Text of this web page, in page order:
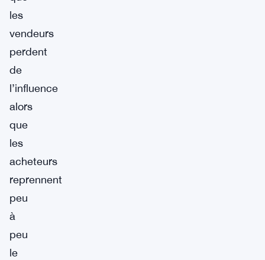
les
vendeurs
perdent
de
l’influence
alors
que
les
acheteurs
reprennent
peu
à
peu
le